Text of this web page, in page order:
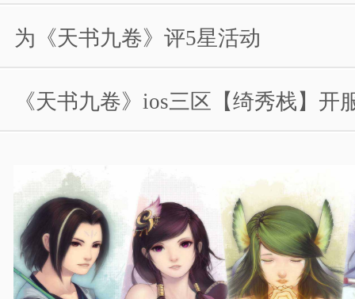
为《天书九卷》评5星活动
《天书九卷》ios三区【绮秀栈】开